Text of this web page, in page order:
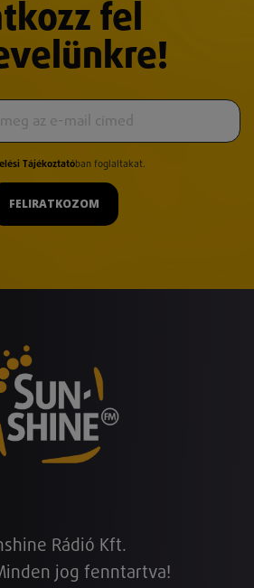
fel
Tájékoztatóban foglaltakat.
FELIRATKOZOM
Rádió Kft.
jog fenntartva!